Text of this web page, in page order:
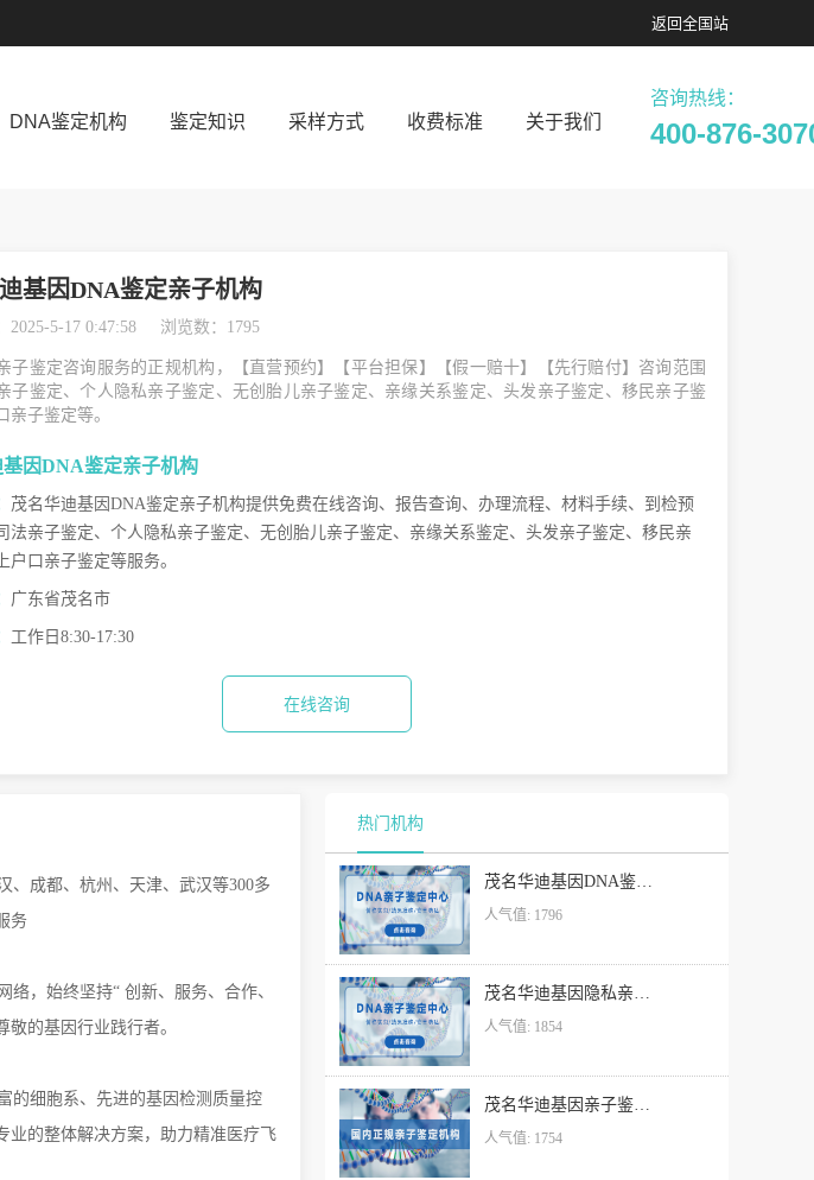
返回全国站
咨询热线：
400-876-
DNA鉴定机构 鉴定知识 采样方式 收费标准 关于我们
基因DNA鉴定亲子机构
2025-5-17 0:47:58 浏览数：1795
子鉴定咨询服务的正规机构，【直营预约】【平台担保】【假一赔十】【先行赔付】咨询范围
子鉴定、个人隐私亲子鉴定、无创胎儿亲子鉴定、亲缘关系鉴定、头发亲子鉴定、移民亲子鉴
亲子鉴定等。
基因DNA鉴定亲子机构
茂名华迪基因DNA鉴定亲子机构提供免费在线咨询、报告查询、办理流程、材料手续、到检预
法亲子鉴定、个人隐私亲子鉴定、无创胎儿亲子鉴定、亲缘关系鉴定、头发亲子鉴定、移民亲
户口亲子鉴定等服务。
广东省茂名市
工作日8:30-17:30
在线咨询
、成都、杭州、天津、武汉等300多
务
络，始终坚持“ 创新、服务、合作、
的基因行业践行者。
的细胞系、先进的基因检测质量控
业的整体解决方案，助力精准医疗飞
热门机构
茂名华迪基因DNA鉴定亲子机构
人气值: 1796
茂名华迪基因隐私亲子鉴定受理处
人气值: 1854
茂名华迪基因亲子鉴定价格
人气值: 1754